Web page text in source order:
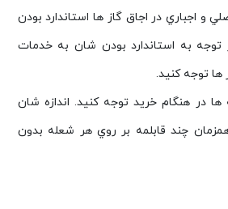
و اجباري در اجاق گاز ها استاندارد بودن
به استاندارد بودن شان به خدمات
توجه كنيد.
در هنگام خريد توجه كنيد. اندازه شان
چند قابلمه بر روي هر شعله بدون